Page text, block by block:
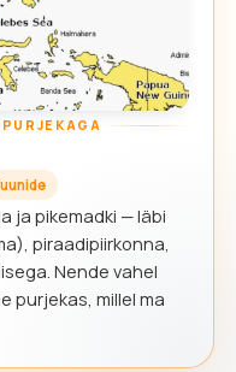
ja pikemadki — läbi
piraadipiirkonna,
Nende vahel
purjekas, millel ma